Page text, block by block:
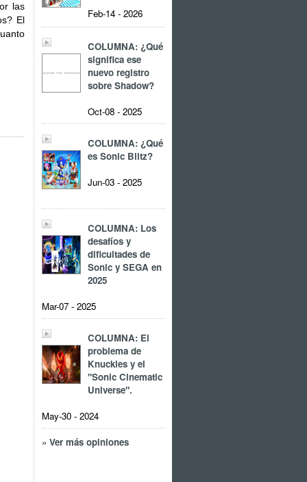
las
El
Feb-14 - 2026
COLUMNA: ¿Qué
significa ese
nuevo registro
sobre Shadow?
Oct-08 - 2025
COLUMNA: ¿Qué
es Sonic Blitz?
Jun-03 - 2025
COLUMNA: Los
desafíos y
dificultades de
Sonic y SEGA en
2025
Mar-07 - 2025
COLUMNA: El
problema de
Knuckles y el
"Sonic Cinematic
Universe".
May-30 - 2024
» Ver más opiniones